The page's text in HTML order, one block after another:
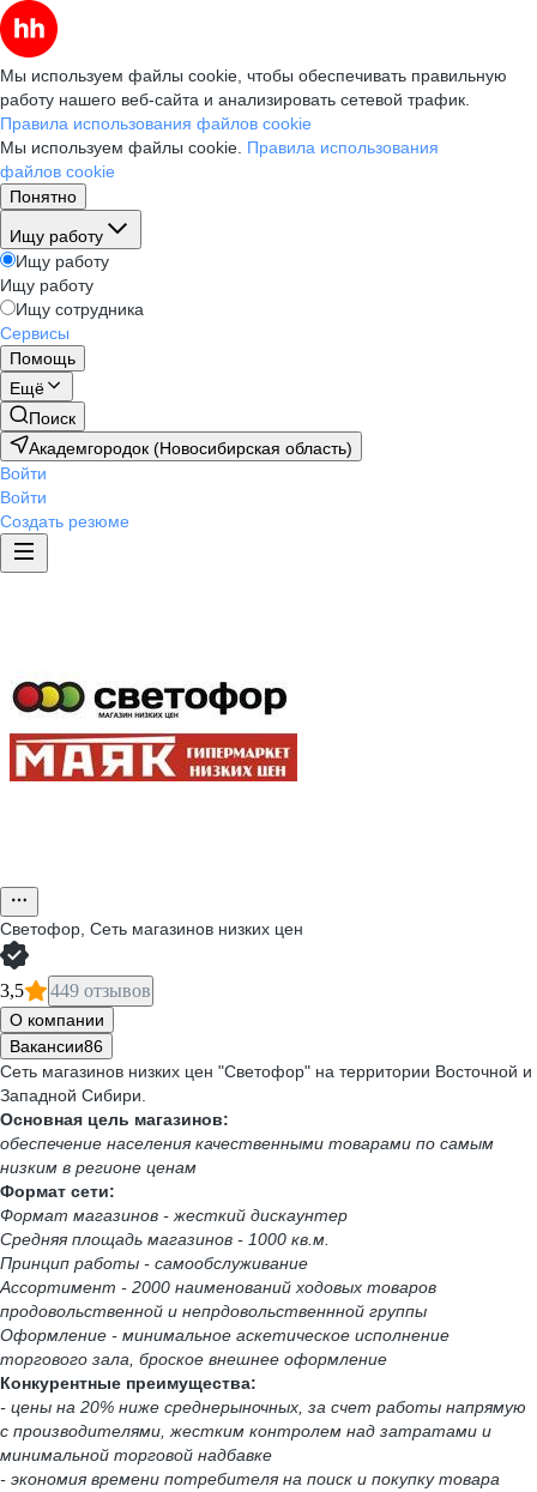
Мы используем файлы cookie, чтобы обеспечивать правильную
работу нашего веб-сайта и анализировать сетевой трафик.
Правила использования файлов cookie
Мы используем файлы cookie. Правила использования
файлов cookie
Понятно
Ищу работу
Ищу работу
Ищу работу
Ищу сотрудника
Сервисы
Помощь
Ещё
Поиск
Академгородок (Новосибирская область)
Войти
Войти
Создать резюме
Светофор, Сеть магазинов низких цен
3,5 449 отзывов
О компании
Вакансии86
Сеть магазинов низких цен "Светофор" на территории Восточной и
Западной Сибири.
Основная цель магазинов:
обеспечение населения качественными товарами по самым
низким в регионе ценам
Формат сети:
Формат магазинов - жесткий дискаунтер
Средняя площадь магазинов - 1000 кв.м.
Принцип работы - самообслуживание
Ассортимент - 2000 наименований ходовых товаров
продовольственной и непрдовольственнной группы
Оформление - минимальное аскетическое исполнение
торгового зала, броское внешнее оформление
Конкурентные преимущества:
- цены на 20% ниже среднерыночных, за счет работы напрямую
с производителями, жестким контролем над затратами и
минимальной торговой надбавке
- экономия времени потребителя на поиск и покупку товара